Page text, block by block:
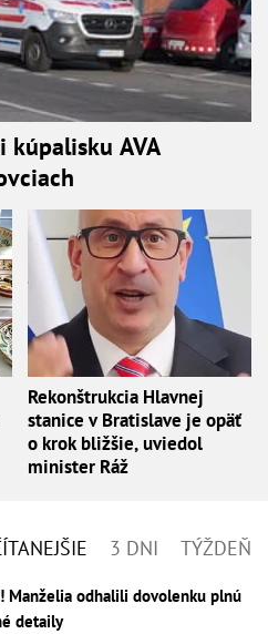
kúpalisku AVA
Rekonštrukcia Hlavnej
stanice v Bratislave je opäť
o krok bližšie, uviedol
minister Ráž
3 DNI TÝŽDEŇ
Manželia odhalili dovolenku plnú
detaily